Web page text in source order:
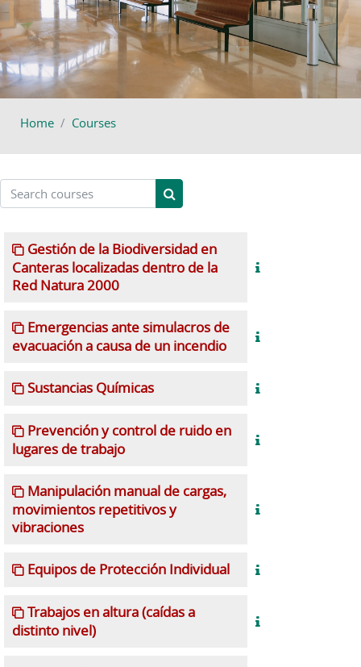
Home Courses
Search courses
Search courses
Gestión de la Biodiversidad en
Canteras localizadas dentro de la
Red Natura 2000
Emergencias ante simulacros de
evacuación a causa de un incendio
Sustancias Químicas
Prevención y control de ruido en
lugares de trabajo
Manipulación manual de cargas,
movimientos repetitivos y
vibraciones
Equipos de Protección Individual
Trabajos en altura (caídas a
distinto nivel)